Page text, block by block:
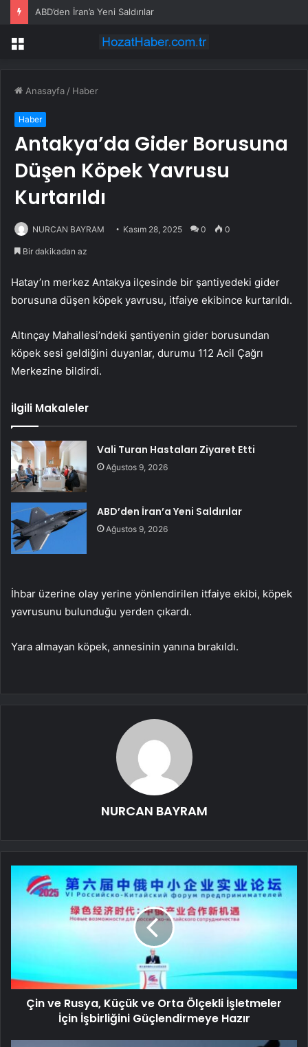
ABD’den İran’a Yeni Saldırılar
Menü
Anasayfa / Haber
Haber
Antakya’da Gider Borusuna
Düşen Köpek Yavrusu
Kurtarıldı
NURCAN BAYRAM Kasım 28, 2025 0 0
Bir dakikadan az
Hatay’ın merkez Antakya ilçesinde bir şantiyedeki gider
borusuna düşen köpek yavrusu, itfaiye ekibince kurtarıldı.
Altınçay Mahallesi’ndeki şantiyenin gider borusundan
köpek sesi geldiğini duyanlar, durumu 112 Acil Çağrı
Merkezine bildirdi.
İlgili Makaleler
Vali Turan Hastaları Ziyaret Etti
Ağustos 9, 2026
ABD’den İran’a Yeni Saldırılar
Ağustos 9, 2026
İhbar üzerine olay yerine yönlendirilen itfaiye ekibi, köpek
yavrusunu bulunduğu yerden çıkardı.
Yara almayan köpek, annesinin yanına bırakıldı.
NURCAN BAYRAM
Çin ve Rusya, Küçük ve Orta Ölçekli İşletmeler
İçin İşbirliğini Güçlendirmeye Hazır